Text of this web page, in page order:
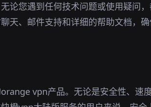
论您遇到任何技术问题或使用疑问
天、邮件支持和详细的帮助文档，
vpn产品。无论是安全性、速